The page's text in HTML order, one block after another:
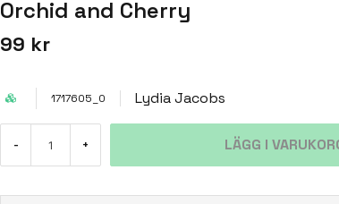
Orchid and Cherry
99 kr
1717605_0 Lydia Jacobs
- + LÄGG I